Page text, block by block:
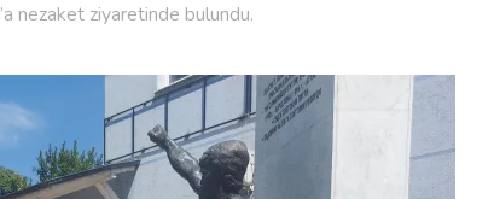
’a nezaket ziyaretinde bulundu.